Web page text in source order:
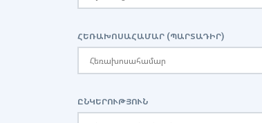
ՀԵՌԱԽՈՍԱՀԱՄԱՐ (ՊԱՐՏԱԴԻՐ)
ԸՆԿԵՐՈՒԹՅՈՒՆ